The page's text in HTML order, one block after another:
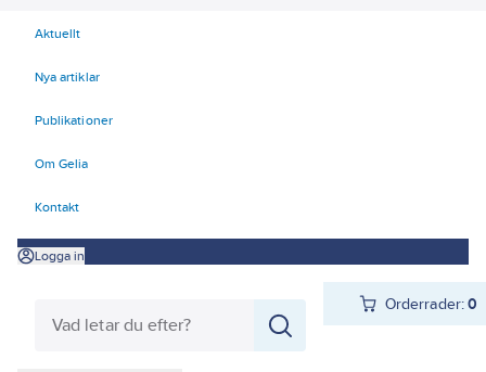
Aktuellt
Nya artiklar
Publikationer
Om Gelia
Kontakt
Logga in
Orderrader:0